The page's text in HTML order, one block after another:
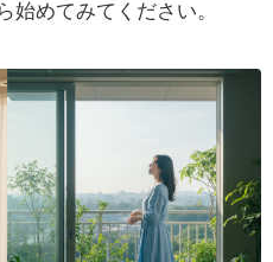
めてみてください。